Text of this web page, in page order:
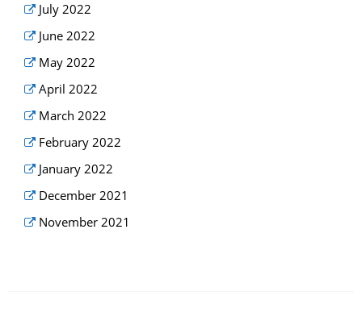
July 2022
June 2022
May 2022
April 2022
March 2022
February 2022
January 2022
December 2021
November 2021